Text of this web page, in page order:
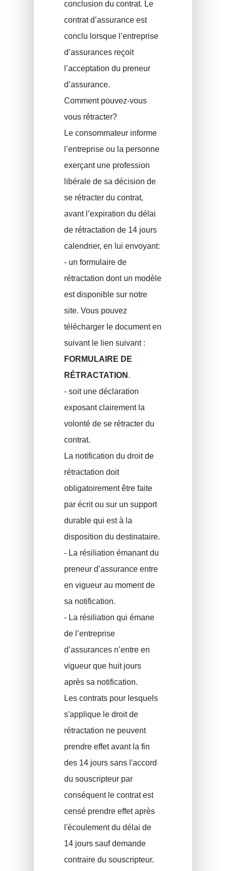
conclusion du contrat. Le
contrat d’assurance est
conclu lorsque l’entreprise
d’assurances reçoit
l’acceptation du preneur
d’assurance.
Comment pouvez-vous
vous rétracter?
Le consommateur informe
l’entreprise ou la personne
exerçant une profession
libérale de sa décision de
se rétracter du contrat,
avant l’expiration du délai
de rétractation de 14 jours
calendrier, en lui envoyant:
- un formulaire de
rétractation dont un modèle
est disponible sur notre
site. Vous pouvez
télécharger le document en
suivant le lien suivant :
FORMULAIRE DE
RÉTRACTATION .
- soit une déclaration
exposant clairement la
volonté de se rétracter du
contrat.
La notification du droit de
rétractation doit
obligatoirement être faite
par écrit ou sur un support
durable qui est à la
disposition du destinataire.
- La résiliation émanant du
preneur d’assurance entre
en vigueur au moment de
sa notification.
- La résiliation qui émane
de l’entreprise
d’assurances n’entre en
vigueur que huit jours
après sa notification.
Les contrats pour lesquels
s'applique le droit de
rétractation ne peuvent
prendre effet avant la fin
des 14 jours sans l'accord
du souscripteur par
conséquent le contrat est
censé prendre effet après
l'écoulement du délai de
14 jours sauf demande
contraire du souscripteur.